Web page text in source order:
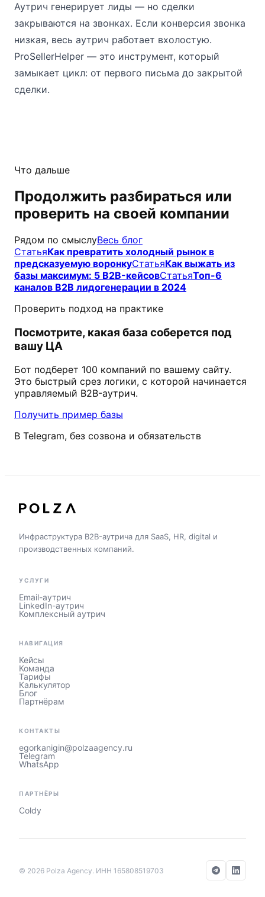
Аутрич генерирует лиды — но сделки
закрываются на звонках. Если конверсия звонка
низкая, весь аутрич работает вхолостую.
ProSellerHelper — это инструмент, который
замыкает цикл: от первого письма до закрытой
сделки.
Что дальше
Продолжить разбираться или
проверить на своей компании
Рядом по смыслуВесь блог
СтатьяКак превратить холодный рынок в
предсказуемую воронкуСтатьяКак выжать из
базы максимум: 5 B2B-кейсовСтатьяТоп-6
каналов B2B лидогенерации в 2024
Проверить подход на практике
Посмотрите, какая база соберется под
вашу ЦА
Бот подберет 100 компаний по вашему сайту.
Это быстрый срез логики, с которой начинается
управляемый B2B-аутрич.
Получить пример базы
В Telegram, без созвона и обязательств
Инфраструктура B2B-аутрича для SaaS, HR, digital и
производственных компаний.
УСЛУГИ
Email-аутрич
LinkedIn-аутрич
Комплексный аутрич
НАВИГАЦИЯ
Кейсы
Команда
Тарифы
Калькулятор
Блог
Партнёрам
КОНТАКТЫ
egorkanigin@polzaagency.ru
Telegram
WhatsApp
ПАРТНЁРЫ
Coldy
© 2026 Polza Agency. ИНН 165808519703